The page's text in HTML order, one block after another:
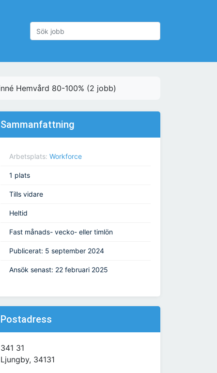
Hemvård 80-100% (2 jobb)
Sammanfattning
Arbetsplats: Workforce
1 plats
Tills vidare
Heltid
Fast månads- vecko- eller timlön
Publicerat: 5 september 2024
Ansök senast: 22 februari 2025
Postadress
341 31
Ljungby, 34131